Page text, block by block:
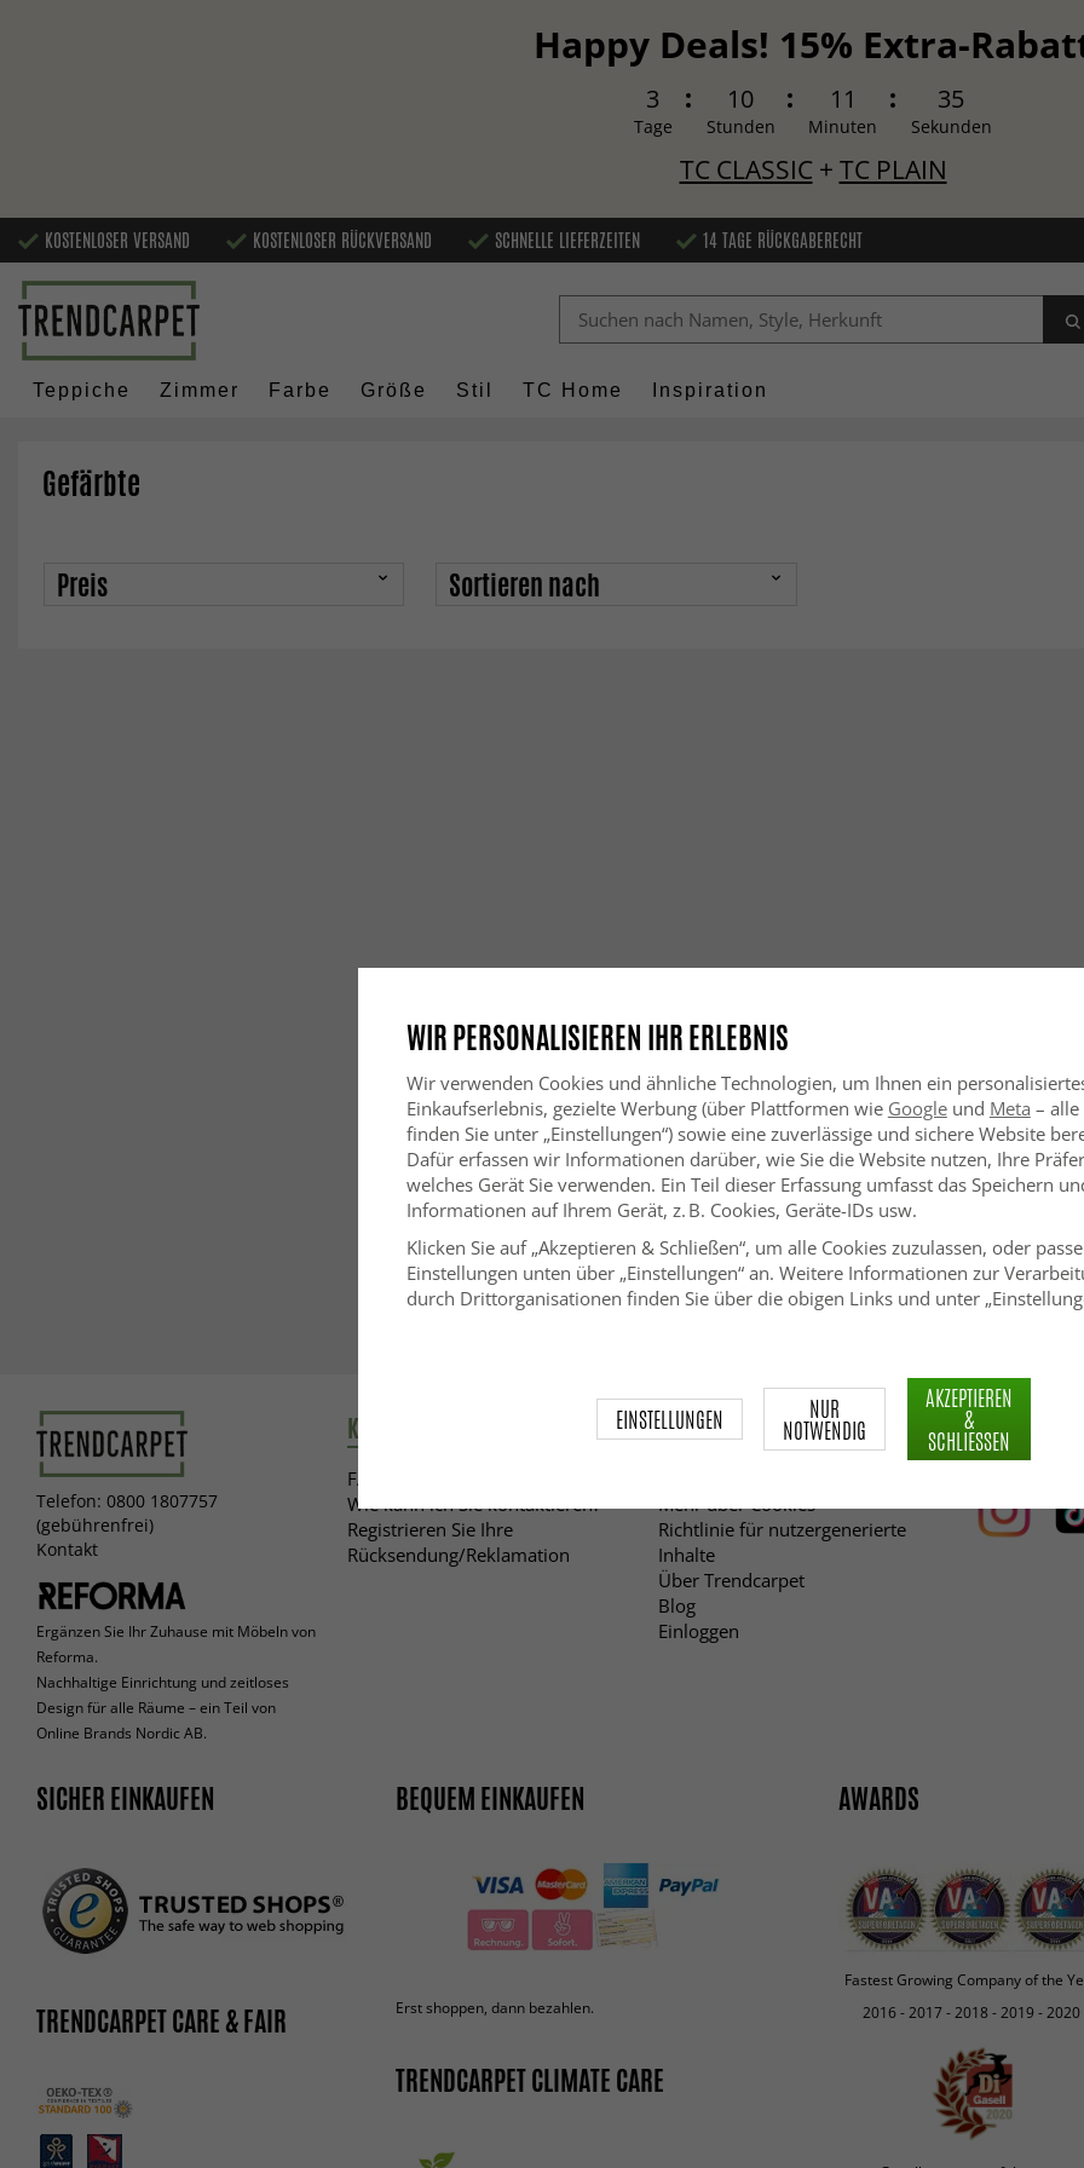
Happy Deals! 15% Extra-
3
Tage
10
Stunden
11
Minuten
34
Sekunden
TC CLASSIC+ TC PLAIN
KOSTENLOSER VERSAND KOSTENLOSER RÜCKVERSAND SCHNELLE LIEFERZEITEN 14 TAGE RÜCKGABERECHT
Teppiche Zimmer Farbe Größe Stil TC Home Inspiration
Gefärbte
Preis Sortieren nach
Telefon: 0800 1807757
(gebührenfrei)
Kontakt
Ergänzen Sie Ihr Zuhause mit Möbeln von
Reforma.
Nachhaltige Einrichtung und zeitloses
Design für alle Räume – ein Teil von
Online Brands Nordic AB.
Kundendienst
FAQ
Wie kann ich Sie kontaktieren?
Registrieren Sie Ihre
Rücksendung/Reklamation
Information
Mehr über Cookies
Richtlinie für nutzergenerierte
Inhalte
Über Trendcarpet
Blog
Einloggen
Folge
SICHER EINKAUFEN
TRENDCARPET CARE & FAIR
BEQUEM EINKAUFEN
Erst shoppen, dann bezahlen.
TRENDCARPET CLIMATE CARE
AWARDS
Fastest Growing Company of the
2016 - 2017 - 2018 - 2019 - 2020
WIR PERSONALISIEREN IHR ERLEBNIS
Wir verwenden Cookies und ähnliche Technologien, um Ihnen ein
Einkaufserlebnis, gezielte Werbung (über Plattformen wie Googleund Meta –
finden Sie unter „Einstellungen“) sowie eine zuverlässige und sichere Website
Dafür erfassen wir Informationen darüber, wie Sie die Website nutzen, Ihre
welches Gerät Sie verwenden. Ein Teil dieser Erfassung umfasst das Speichern
Informationen auf Ihrem Gerät, z. B. Cookies, Geräte-IDs usw.
Klicken Sie auf „Akzeptieren & Schließen“, um alle Cookies zuzulassen, oder
Einstellungen unten über „Einstellungen“ an. Weitere Informationen zur
durch Drittorganisationen finden Sie über die obigen Links und unter
EINSTELLUNGEN NUR
NOTWENDIG
AKZEPTIEREN
&
SCHLIESSEN